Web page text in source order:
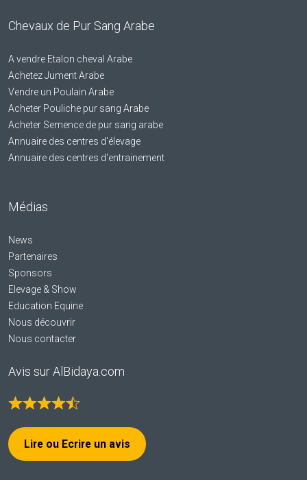
Chevaux de Pur Sang Arabe
A vendre Etalon cheval Arabe
Achetez Jument Arabe
Vendre un Poulain Arabe
Acheter Pouliche pur sang Arabe
Acheter Semence de pur sang arabe
Annuaire des centres d'élevage
Annuaire des centres d'entrainement
Médias
News
Partenaires
Sponsors
Elevage & Show
Education Equine
Nous découvrir
Nous contacter
Avis sur AlBidaya.com
Lire ou Ecrire un avis